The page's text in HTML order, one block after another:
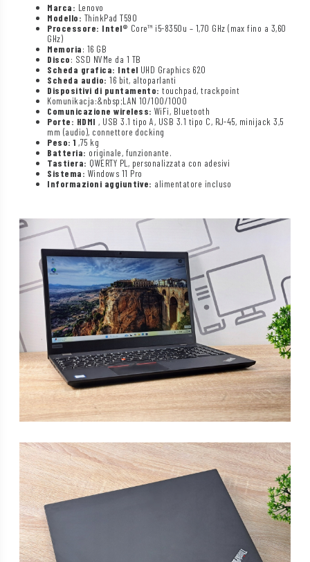
Marca: Lenovo
Modello: ThinkPad T590
Processore: Intel® Core™ i5-8350u – 1,70 GHz (max fino a 3,60
GHz)
Memoria: 16 GB
Disco: SSD NVMe da 1 TB
Scheda grafica: Intel UHD Graphics 620
Scheda audio:16 bit, altoparlanti
Dispositivi di puntamento:touchpad, trackpoint
Komunikacja:&nbsp;LAN 10/100/1000
Comunicazione wireless: WiFi, Bluetooth
Porte: HDMI , USB 3.1 tipo A, USB 3.1 tipo C, RJ-45, minijack 3,5
mm (audio), connettore docking
Peso: 1 ,75 kg
Batteria: originale, funzionante.
Tastiera: QWERTY PL, personalizzata con adesivi
Sistema: Windows 11 Pro
Informazioni aggiuntive: alimentatore incluso